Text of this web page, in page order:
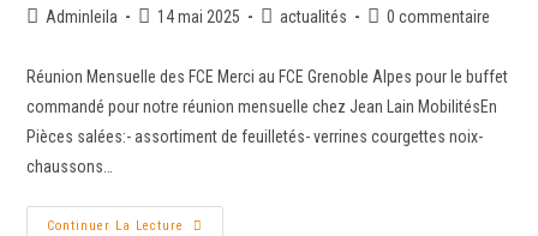
Adminleila 14 mai 2025 actualités 0 commentaire
Réunion Mensuelle des FCE Merci au FCE Grenoble Alpes pour le buffet
commandé pour notre réunion mensuelle chez Jean Lain MobilitésEn
Pièces salées:- assortiment de feuilletés- verrines courgettes noix-
chaussons…
Continuer La Lecture